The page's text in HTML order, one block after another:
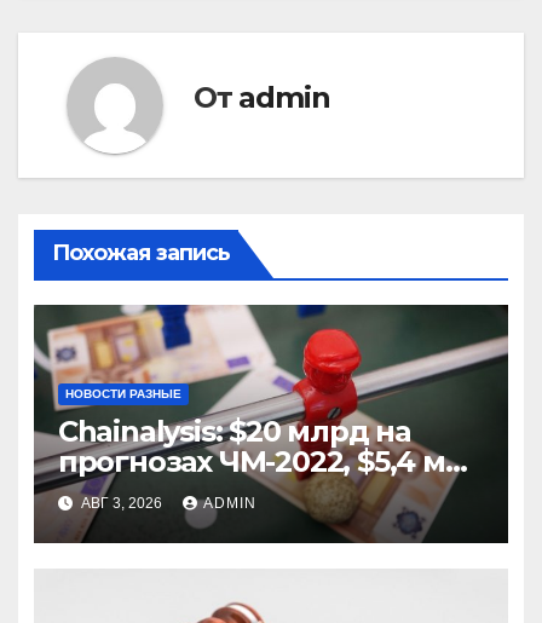
От admin
Похожая запись
НОВОСТИ РАЗНЫЕ
Chainalysis: $20 млрд на
прогнозах ЧМ-2022, $5,4 млн
из них незаконные
АВГ 3, 2026 ADMIN